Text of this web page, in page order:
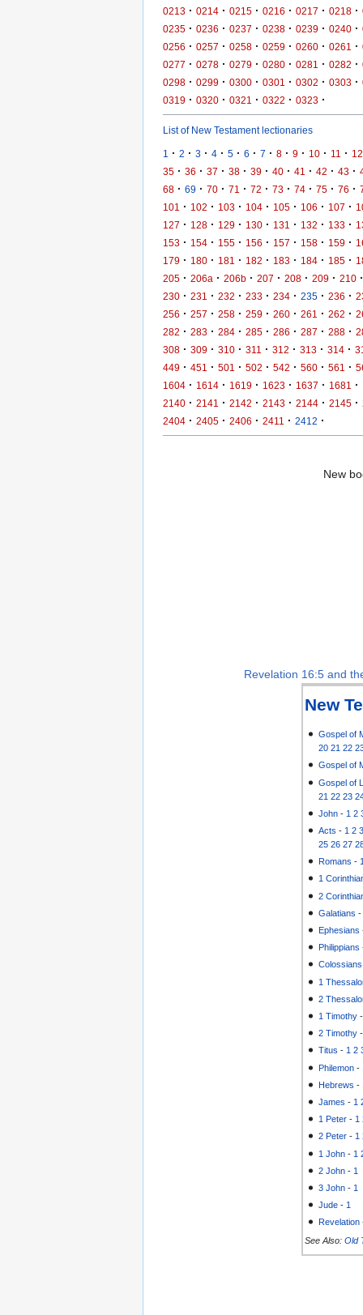
0213 · 0214 · 0215 · 0216 · 0217 · 0218 ·
0235 · 0236 · 0237 · 0238 · 0239 · 0240 ·
0256 · 0257 · 0258 · 0259 · 0260 · 0261 ·
0277 · 0278 · 0279 · 0280 · 0281 · 0282 ·
0298 · 0299 · 0300 · 0301 · 0302 · 0303 ·
0319 · 0320 · 0321 · 0322 · 0323 ·
List of New Testament lectionaries
1 · 2 · 3 · 4 · 5 · 6 · 7 · 8 · 9 · 10 · 11 · 12
35 · 36 · 37 · 38 · 39 · 40 · 41 · 42 · 43 ·
68 · 69 · 70 · 71 · 72 · 73 · 74 · 75 · 76 ·
101
· 102 · 103 · 104 · 105 · 106 · 107 ·
127 · 128 · 129 · 130 · 131 · 132 · 133 ·
153 · 154 · 155 · 156 · 157 · 158 · 159 ·
179 · 180 · 181 · 182 · 183 · 184 · 185 ·
205 · 206a · 206b · 207 · 208 · 209 · 210 ·
230 · 231 · 232 · 233 · 234 · 235 · 236 ·
256 · 257 · 258 · 259 · 260 · 261 · 262 ·
282 · 283 · 284 · 285 · 286 · 287 · 288 ·
308 · 309 · 310 · 311 · 312 · 313 · 314 ·
449 · 451 · 501 · 502 · 542 · 560 · 561 ·
1604 · 1614 · 1619 · 1623 · 1637 · 1681 ·
2140 · 2141 · 2142 · 2143 · 2144 · 2145 ·
2404 · 2405 · 2406 · 2411 · 2412 ·
New
Revelation 16:5 and
New
Gospel of
20 21 22
Gospel of
Gospel of
21 22 23
John - 1 2
Acts - 1 2
25 26 27
Romans -
1
2
Galatians
Ephesians
Philippians
Colossians
1
2
1 Timothy
2 Timothy
Titus - 1 2
Philemon -
Hebrews -
James - 1
1 Peter - 1
2 Peter -1
1 John - 1
2 John - 1
3 John - 1
Jude - 1
Revelation
See Also: Old